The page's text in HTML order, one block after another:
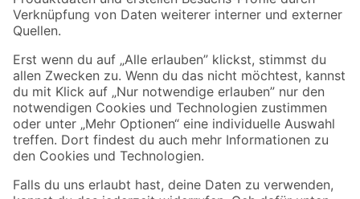
Sicher einkaufen
Jetzt die toom-App herunterladen